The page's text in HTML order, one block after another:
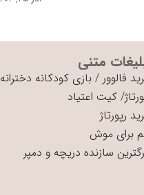
متنی
فالوور /بازی کودکانه دخترانه
/کیت اعتیاد
رپورتاژ
برای موش
سازنده دریچه و دمپر